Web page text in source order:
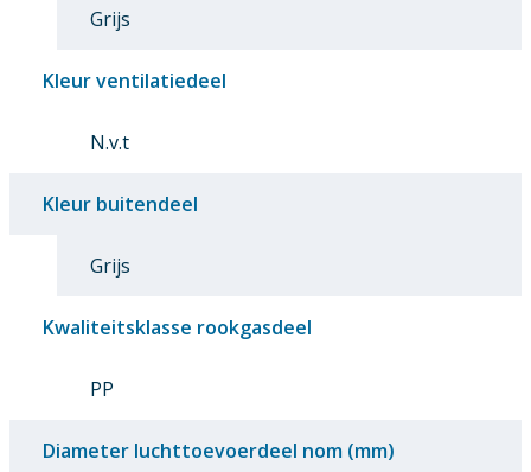
Grijs
Kleur ventilatiedeel
N.v.t
Kleur buitendeel
Grijs
Kwaliteitsklasse rookgasdeel
PP
Diameter luchttoevoerdeel nom (mm)